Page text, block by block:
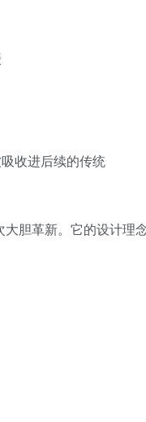
收进后续的传统
胆革新。它的设计理